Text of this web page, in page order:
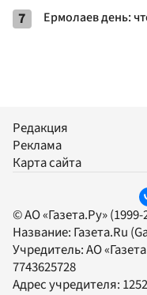
7 Ермолаев день:
Редакция
Реклама
Карта сайта
© АО «Газета.Ру»
Название: Газета.Ru
Учредитель:АО
7743625728
Адрес учредителя: